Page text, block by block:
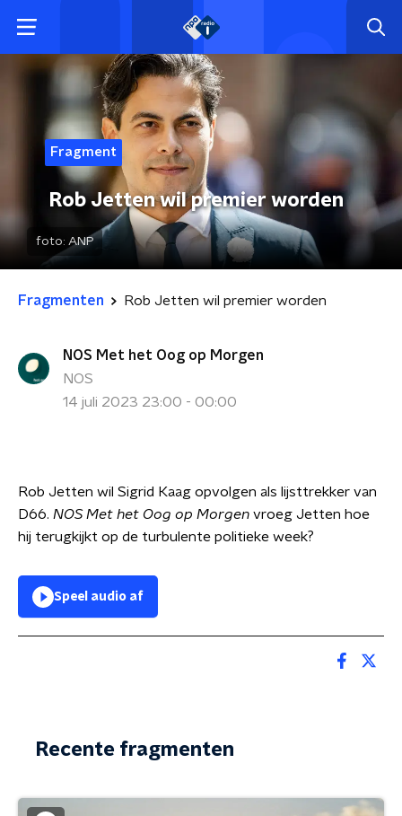
Fragment
Rob Jetten wil premier worden
foto: ANP
Fragmenten Rob Jetten wil premier worden
NOS Met het Oog op Morgen
NOS
14 juli 2023 23:00 - 00:00
Rob Jetten wil Sigrid Kaag opvolgen als lijsttrekker van
D66. NOS Met het Oog op Morgen vroeg Jetten hoe
hij terugkijkt op de turbulente politieke week?
Speel audio af
Recente fragmenten